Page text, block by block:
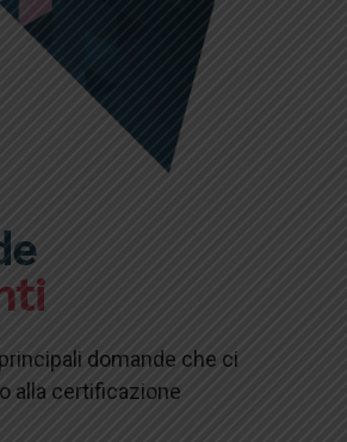
domande che ci
alla certificazione